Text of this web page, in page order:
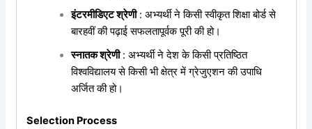
इंटरमीडिएट श्रेणी: अभ्यर्थी ने किसी स्वीकृत शिक्षा बोर्ड से
बारहवीं की पढ़ाई सफलतापूर्वक पूरी की हो।
स्नातक श्रेणी: अभ्यर्थी ने देश के किसी प्रतिष्ठित
विश्वविद्यालय से किसी भी क्षेत्र में ग्रेजुएशन की उपाधि
अर्जित की हो।
Selection Process